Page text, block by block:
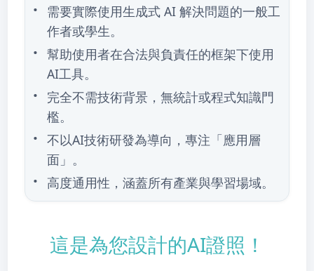
需要實際使用生成式 AI 解決問題的一般工
作者或學生。
幫助使用者在合法與負責任的框架下使用
AI工具。
完全不需技術背景，無統計或程式知識門
檻。
不以AI技術研發為導向，專注「應用層
面」。
高度通用性，涵蓋所有產業與學習場域。
這是為您設計的AI證照！